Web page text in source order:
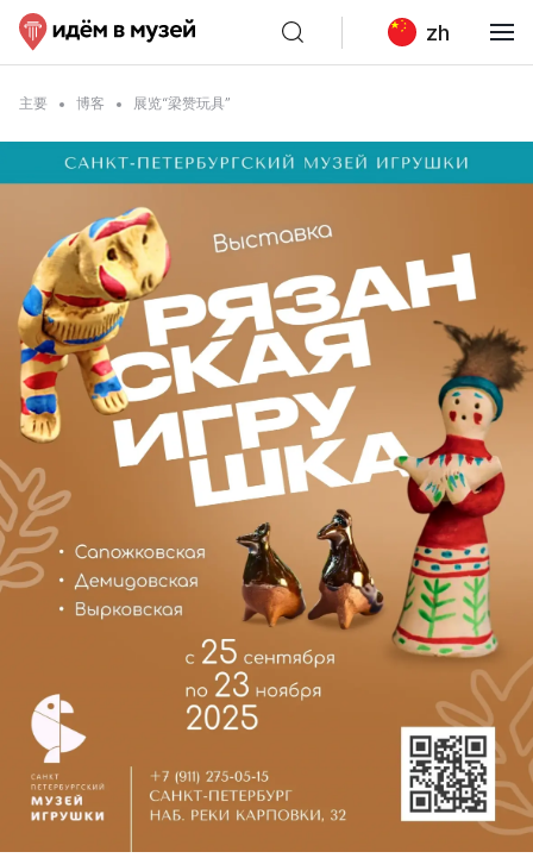
zh
主要 博客 展览“梁赞玩具”